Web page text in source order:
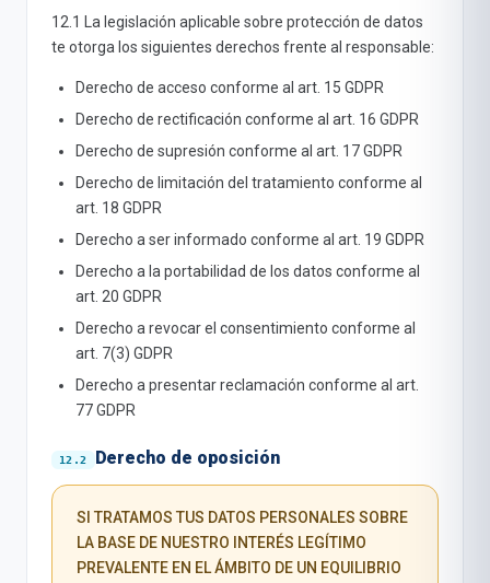
12.1 La legislación aplicable sobre protección de datos
te otorga los siguientes derechos frente al responsable:
Derecho de acceso conforme al art. 15 GDPR
Derecho de rectificación conforme al art. 16 GDPR
Derecho de supresión conforme al art. 17 GDPR
Derecho de limitación del tratamiento conforme al
art. 18 GDPR
Derecho a ser informado conforme al art. 19 GDPR
Derecho a la portabilidad de los datos conforme al
art. 20 GDPR
Derecho a revocar el consentimiento conforme al
art. 7(3) GDPR
Derecho a presentar reclamación conforme al art.
77 GDPR
Derecho de oposición
SI TRATAMOS TUS DATOS PERSONALES SOBRE
LA BASE DE NUESTRO INTERÉS LEGÍTIMO
PREVALENTE EN EL ÁMBITO DE UN EQUILIBRIO